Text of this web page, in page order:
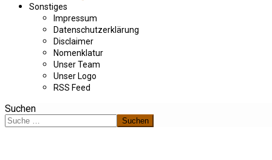
Sonstiges
Impressum
Datenschutzerklärung
Disclaimer
Nomenklatur
Unser Team
Unser Logo
RSS Feed
Suchen
Suchen